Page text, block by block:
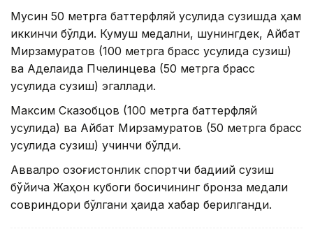
Мусин 50 метрга баттерфляй усулида сузишда ҳам
иккинчи бўлди. Кумуш медални, шунингдек, Айбат
Мирзамуратов (100 метрга брасс усулида сузиш)
ва Аделаида Пчелинцева (50 метрга брасс
усулида сузиш) эгаллади.
Максим Сказобцов (100 метрга баттерфляй
усулида) ва Айбат Мирзамуратов (50 метрга брасс
усулида сузиш) учинчи бўлди.
Аввалроқ қозоғистонлик спортчи бадиий сузиш
бўйича Жаҳон кубоги босқичининг бронза медали
совриндори бўлгани ҳақида хабар берилганди.